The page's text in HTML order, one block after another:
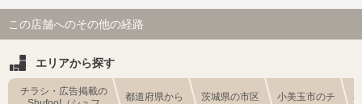
この店舗へのその他の経路
エリアから探す
チラシ・広告掲載の
都道府県から
茨城県の市区
小美玉市のチ